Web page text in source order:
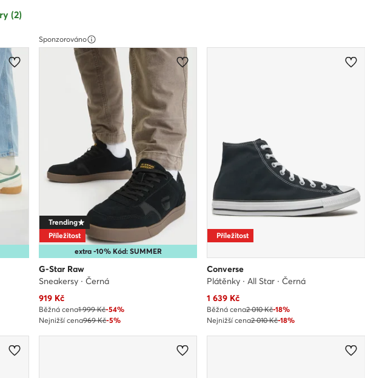
(2)
Sponzorováno
extra -10% Kód: SUMMER
Trending
Příležitost
G-Star Raw
Sneakersy · Černá
Aktuální cena
919Kč
Běžná cena1 999 Kč-54%
Nejnižší cena969 Kč-5%
Příležitost
Converse
Plátěnky · All Star · Černá
Aktuální cena
1 639 Kč
Běžná cena2 010 Kč-18%
Nejnižší cena2 010 Kč-18%